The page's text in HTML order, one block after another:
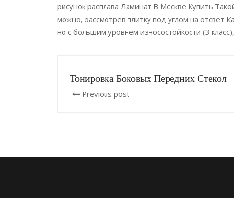
рисунок расплава Ламинат В Москве Купить
можно, рассмотрев плитку под углом на отсвет
но с большим уровнем износостойкости (3
Тонировка Боковых Передних Стекол
Previous post